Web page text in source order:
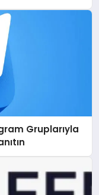
Gruplarıyla